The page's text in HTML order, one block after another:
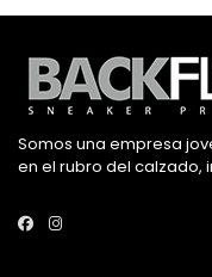
Somos una empresa
en el rubro del calzado,